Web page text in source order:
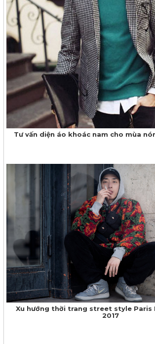
Tư vấn diện áo khoác nam cho mùa
Xu hướng thời trang street style Paris
2017